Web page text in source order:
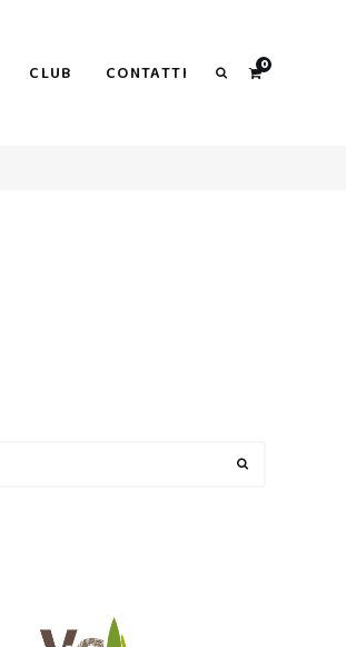
CLUB CONTATTI 0